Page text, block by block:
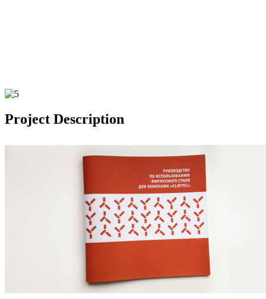
Project Description